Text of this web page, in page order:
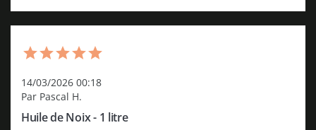
14/03/2026 00:18
Par Pascal H.
Huile de Noix - 1 litre